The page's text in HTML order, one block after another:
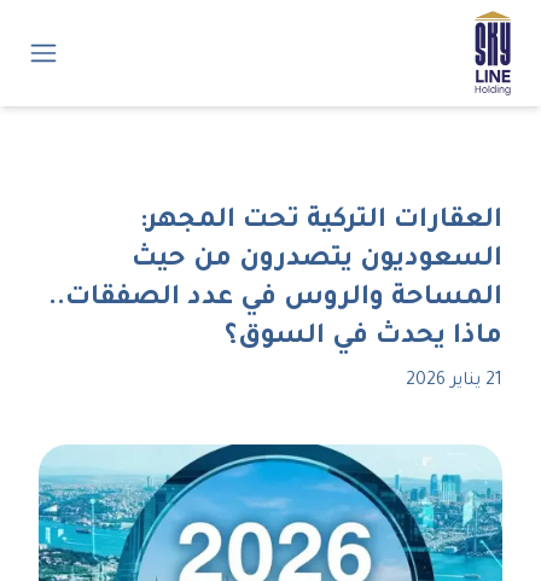
العقارات التركية تحت المجهر:
السعوديون يتصدرون من حيث
المساحة والروس في عدد الصفقات..
ماذا يحدث في السوق؟
21 يناير 2026